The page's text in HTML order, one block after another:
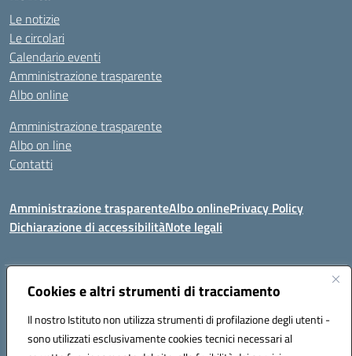
Cookies e altri strumenti di tracciamento
Il nostro Istituto non utilizza strumenti di profilazione degli utenti -
sono utilizzati esclusivamente cookies tecnici necessari al
Le notizie
Le circolari
Calendario eventi
Amministrazione trasparente
Albo online
Amministrazione trasparente
Albo on line
Contatti
Amministrazione trasparenteAlbo onlinePrivacy Policy
Dichiarazione di accessibilitàNote legali
Indirizzo:Via Tirso, 07011 Bono (SS)
Posta elettronica certificata (PEC):ssic820006@pec.istruzione.it
Codice fiscale: 81000530907